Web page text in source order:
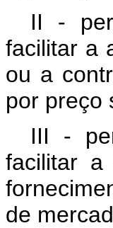
II -
facilitar a
ou a
por preço
III -
facilitar a
de